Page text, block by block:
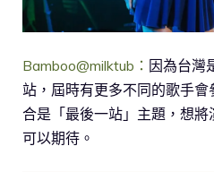
Bamboo@milktub： 因為台灣
站，屆時有更多不同的歌手
合是「最後一站」主題，想
可以期待。